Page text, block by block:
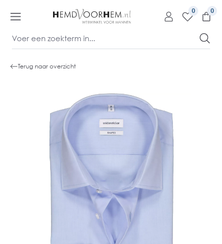
0
Terug naar overzicht